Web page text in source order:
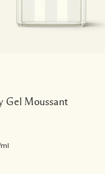
Gel Moussant